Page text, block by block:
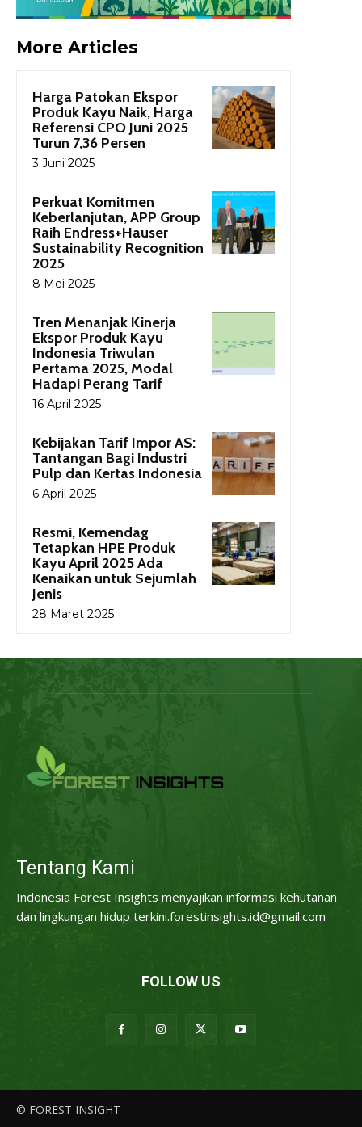
More Articles
Harga Patokan Ekspor
Produk Kayu Naik, Harga
Referensi CPO Juni 2025
Turun 7,36 Persen
3 Juni 2025
Perkuat Komitmen
Keberlanjutan, APP Group
Raih Endress+Hauser
Sustainability Recognition
2025
8 Mei 2025
Tren Menanjak Kinerja
Ekspor Produk Kayu
Indonesia Triwulan
Pertama 2025, Modal
Hadapi Perang Tarif
16 April 2025
Kebijakan Tarif Impor AS:
Tantangan Bagi Industri
Pulp dan Kertas Indonesia
6 April 2025
Resmi, Kemendag
Tetapkan HPE Produk
Kayu April 2025 Ada
Kenaikan untuk Sejumlah
Jenis
28 Maret 2025
Tentang Kami
Indonesia Forest Insights menyajikan informasi kehutanan
dan lingkungan hidup terkini.forestinsights.id@gmail.com
FOLLOW US
© FOREST INSIGHT